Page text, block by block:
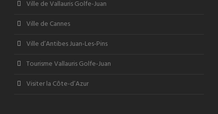
Ville de Vallauris Golfe-Juan
Ville de Cannes
Ville d’Antibes Juan-Les-Pins
Tourisme Vallauris Golfe-Juan
Visiter la Côte-d’Azur